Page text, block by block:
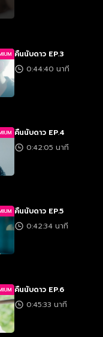
คืนนับดาว EP.3
0:44:40 นาที
คืนนับดาว EP.4
0:42:05 นาที
คืนนับดาว EP.5
0:42:34 นาที
คืนนับดาว EP.6
0:45:33 นาที